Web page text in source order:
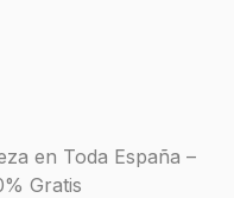
en Toda España –
Gratis